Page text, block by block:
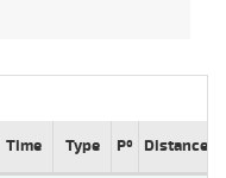
Time Type Pº Distance